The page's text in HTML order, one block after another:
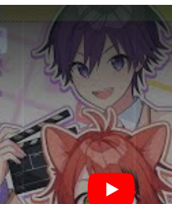
すとぷりnoり